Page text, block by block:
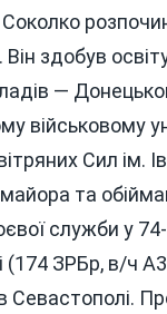
Він здобув
—
військовому
Сил ім.
та
служби у 74-
(174 ЗРБр, в/ч
Севастополі.